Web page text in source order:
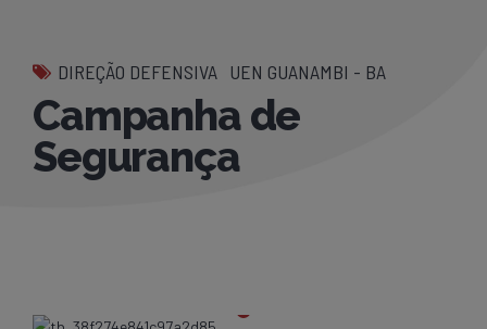
DIREÇÃO DEFENSIVA UEN GUANAMBI - BA
Campanha de
Segurança